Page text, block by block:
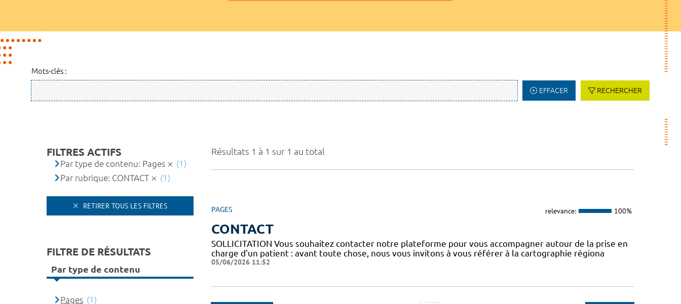
Mots-clés :
EFFACER RECHERCHER
Résultats 1 à 1 sur 1 au total
PAGES relevance: 100%
CONTACT
SOLLICITATION Vous souhaitez contacter notre plateforme pour vous accompagner autour de la prise en
charge d'un patient : avant toute chose, nous vous invitons à vous référer à la cartographie régiona
05/06/2026 11:52
FILTRES ACTIFS
Par type de contenu: Pages
(1)
Par rubrique: CONTACT
(1)
RETIRER TOUS LES FILTRES
FILTRE DE RÉSULTATS
Par type de contenu
Pages (1)